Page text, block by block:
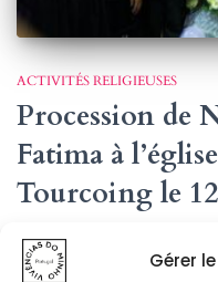
Gérer
ACTIVITÉS RELIGIEUSES
Procession de
Fatima à
Tourcoing le
Procession de Notre
Anne de Tourcoing le 12